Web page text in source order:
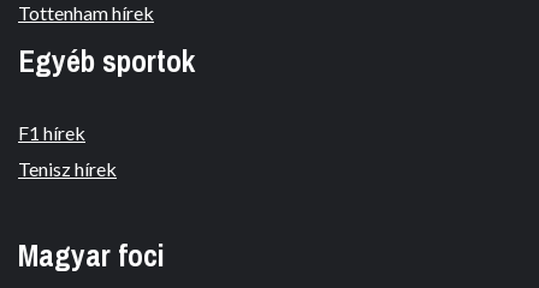
Tottenham hírek
Egyéb sportok
F1 hírek
Tenisz hírek
Magyar foci